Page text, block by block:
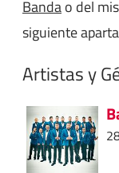
Bandao del
siguiente
Artistas y